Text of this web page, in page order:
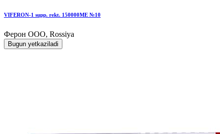
VIFЕRON-1 supp. rekt. 150000MЕ №10
Ферон ООО, Rossiya
Bugun yetkaziladi